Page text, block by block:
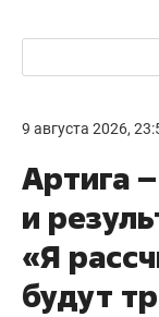
9 августа 2026,
Артига
и
«Я
будут